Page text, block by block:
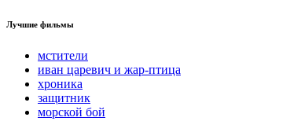
Лучшие фильмы
мстители
иван царевич и жар-птица
хроника
защитник
морской бой